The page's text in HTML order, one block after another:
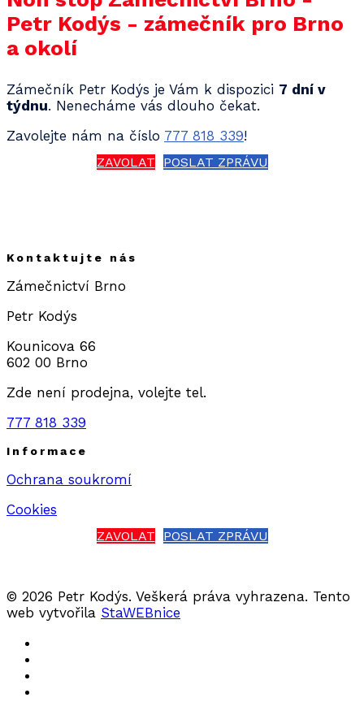
Petr Kodýs - zámečník pro Brno
a okolí
Zámečník Petr Kodýs je Vám k dispozici 7 dní v
týdnu. Nenecháme vás dlouho čekat.
Zavolejte nám na číslo 777 818 339!
ZAVOLAT POSLAT ZPRÁVU
Kontaktujte nás
Zámečnictví Brno
Petr Kodýs
Kounicova 66
602 00 Brno
Zde není prodejna, volejte tel.
777 818 339
Informace
Ochrana soukromí
Cookies
ZAVOLAT POSLAT ZPRÁVU
© 2026 Petr Kodýs. Veškerá práva vyhrazena. Tento
web vytvořila StaWEBnice